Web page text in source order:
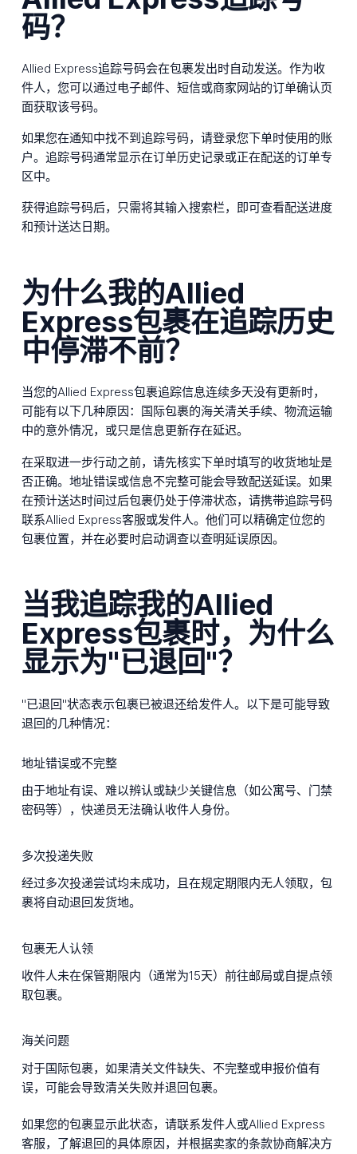
码？
Allied Express追踪号码会在包裹发出时自动发送。作为收
件人，您可以通过电子邮件、短信或商家网站的订单确认页
面获取该号码。
如果您在通知中找不到追踪号码，请登录您下单时使用的账
户。追踪号码通常显示在订单历史记录或正在配送的订单专
区中。
获得追踪号码后，只需将其输入搜索栏，即可查看配送进度
和预计送达日期。
为什么我的Allied
Express包裹在追踪历史
中停滞不前？
当您的Allied Express包裹追踪信息连续多天没有更新时，
可能有以下几种原因：国际包裹的海关清关手续、物流运输
中的意外情况，或只是信息更新存在延迟。
在采取进一步行动之前，请先核实下单时填写的收货地址是
否正确。地址错误或信息不完整可能会导致配送延误。如果
在预计送达时间过后包裹仍处于停滞状态，请携带追踪号码
联系Allied Express客服或发件人。他们可以精确定位您的
包裹位置，并在必要时启动调查以查明延误原因。
当我追踪我的Allied
Express包裹时，为什么
显示为"已退回"？
"已退回"状态表示包裹已被退还给发件人。以下是可能导致
退回的几种情况：
地址错误或不完整
由于地址有误、难以辨认或缺少关键信息（如公寓号、门禁
密码等），快递员无法确认收件人身份。
多次投递失败
经过多次投递尝试均未成功，且在规定期限内无人领取，包
裹将自动退回发货地。
包裹无人认领
收件人未在保管期限内（通常为15天）前往邮局或自提点领
取包裹。
海关问题
对于国际包裹，如果清关文件缺失、不完整或申报价值有
误，可能会导致清关失败并退回包裹。
如果您的包裹显示此状态，请联系发件人或Allied Express
客服，了解退回的具体原因，并根据卖家的条款协商解决方